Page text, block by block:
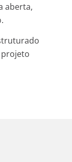
aberta,
projeto